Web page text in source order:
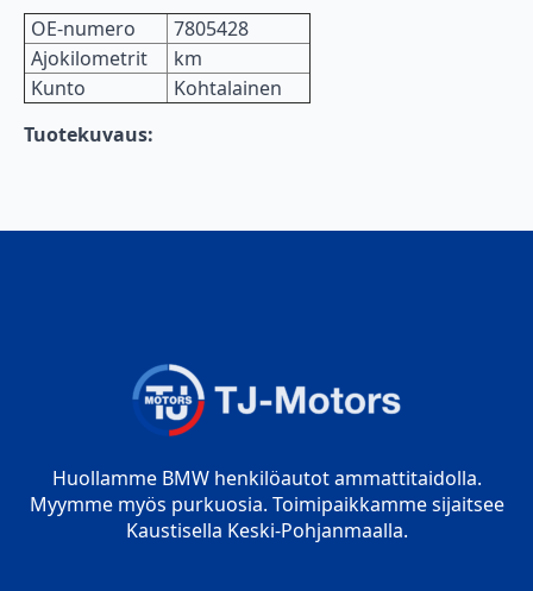
OE-numero
7805428
Ajokilometrit
km
Kunto
Kohtalainen
Tuotekuvaus:
Huollamme BMW henkilöautot ammattitaidolla.
Myymme myös purkuosia. Toimipaikkamme sijaitsee
Kaustisella Keski-Pohjanmaalla.